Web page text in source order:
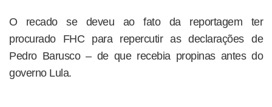
O recado se deveu ao fato da reportagem ter
procurado FHC para repercutir as declarações de
Pedro Barusco – de que recebia propinas antes do
governo Lula.